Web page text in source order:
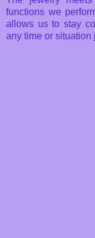
functions we
allows us to stay
any time or situation